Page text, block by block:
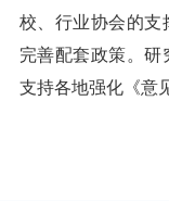
校、行业协会的支
完善配套政策。研
支持各地强化《意